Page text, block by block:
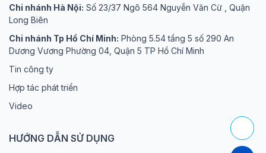
Chi nhánh Hà Nội: Số 23/37 Ngõ 564 Nguyễn Văn Cừ , Quận
Long Biên
Chi nhánh Tp Hồ Chí Minh: Phòng 5.54 tầng 5 số 290 An
Dương Vương Phường 04, Quận 5 TP Hồ Chí Minh
Tin công ty
Hợp tác phát triển
Video
HƯỚNG DẪN SỬ DỤNG